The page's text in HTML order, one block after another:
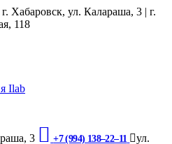
Хабаровск, ул. Калараша, 3 | г.
118
3 +7 (994) 138‒22‒11
ул. ​